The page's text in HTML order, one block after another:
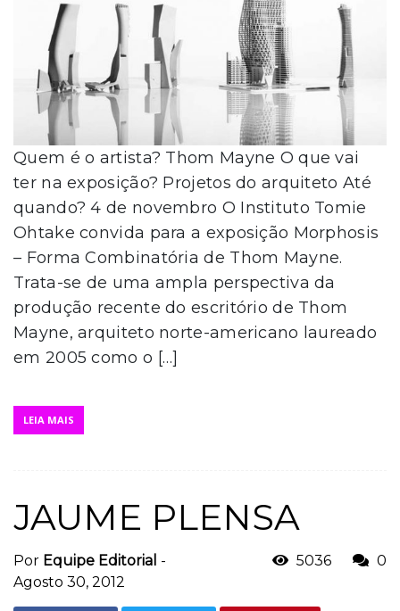
Quem é o artista? Thom Mayne O que vai
ter na exposição? Projetos do arquiteto Até
quando? 4 de novembro O Instituto Tomie
Ohtake convida para a exposição Morphosis
– Forma Combinatória de Thom Mayne.
Trata-se de uma ampla perspectiva da
produção recente do escritório de Thom
Mayne, arquiteto norte-americano laureado
em 2005 como o […]
LEIA MAIS
JAUME PLENSA
Por Equipe Editorial -
Agosto 30, 2012
5036 0